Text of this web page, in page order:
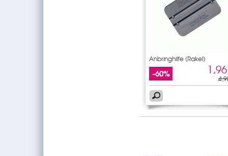
Anbringhilfe (Rakel)
-60%